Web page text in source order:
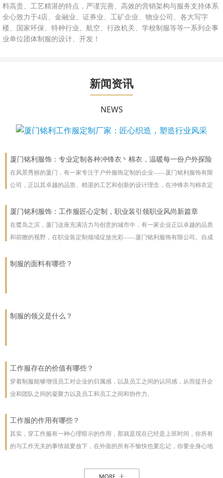
料高贵、工艺精湛的特点，严谨完善、高效的营销架构与服务支持体系
全心致力于4店、金融业、证券业、工矿企业、物业公司、各大写字
楼、国家环保、特种行业、航空、行政机关、学校制服等等一系列企事
业单位团体制服的设计、开发！
新闻资讯
NEWS
厦门铭利服饰：专业定制各种冲锋衣丶棉衣，温暖每一份户外探险
在风景秀丽的厦门，有一家专注于户外服饰定制的企业——厦门铭利服饰有限
公司，正以其卓越的品质、精湛的工艺和创新的设计理念，在冲锋衣与棉衣定
厦门铭利服饰：工作服匠心定制，职业装引领职业风尚新篇章
在鹭岛之滨，厦门这座充满活力与创意的城市中，有一家企业正以卓越的品质
和前瞻的视野，在职业装定制领域绽放光彩——厦门铭利服饰有限公司。自成
业的工作者打造既符合职业形象又彰显个性的工作服、办公人员工服以及高端
制服的面料有哪些？
制服的领义是什么？
工作服存在的价值有哪些？
穿着制服能够增强员工对企业的归属感，以及员工之间的认同感，从而提升企
业和团队之间的凝聚力以及员工和员工之间和协作力。
工作服的作用有哪些？
其实，穿工作服有一种心理暗示的作用，那就是现在已经是上班时间，你所有
的与工作无关的事情就要放下，在外面的所有不愉快也要忘记，你要全身心地